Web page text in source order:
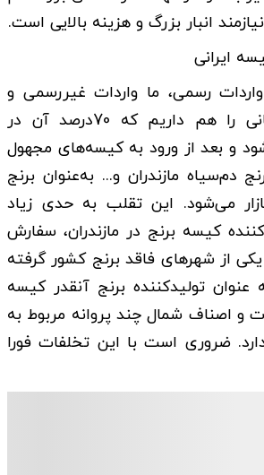
انبار بزرگ و هزینه بالایی است.
ایرانی
واردات رسمی، ما واردات غیررسمی و
قاچاق برنج پاکستانی را هم داریم که 70درصد آن در
و بعد از ورود به کیسه‌های مجهول
دم‌سیاه مازندران و... به‌عنوان برنج
بازار می‌شود. این تقلب به حدی زیاد
کیسه برنج در مازندران، سفارش
یکی از شهرهای فاقد برنج کشور گرفته
عنوان تولیدکننده برنج آنقدر کیسه
و اصناف شمال چند پروانه مربوط به
ضروری است با این تخلفات فورا